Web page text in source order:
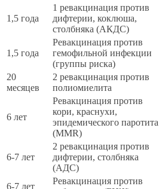
1,5 года
1 ревакцинация против
дифтерии, коклюша,
столбняка (АКДС)
1,5 года
Ревакцинация против
гемофильной инфекции
(группы риска)
20
месяцев
2 ревакцинация против
полиомиелита
6 лет
Ревакцинация против
кори, краснухи,
эпидемического паротита
(MMR)
6-7 лет
2 ревакцинация против
дифтерии, столбняка
(АДС)
6-7 лет
Ревакцинация против